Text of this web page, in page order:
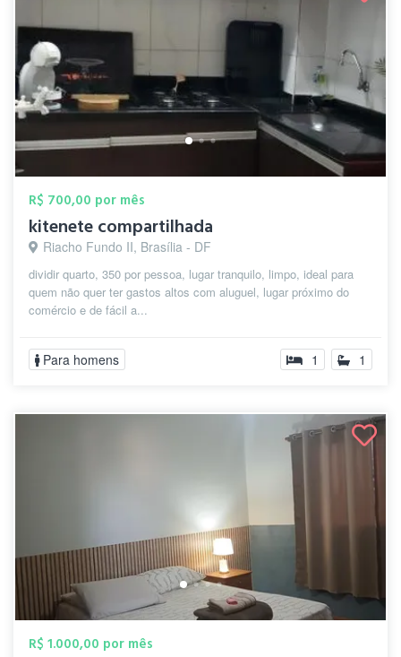
R$ 700,00 por mês
kitenete compartilhada
Riacho Fundo II, Brasília - DF
dividir quarto, 350 por pessoa, lugar tranquilo, limpo, ideal para
quem não quer ter gastos altos com aluguel, lugar próximo do
comércio e de fácil a...
Para homens 1 1
R$ 1.000,00 por mês